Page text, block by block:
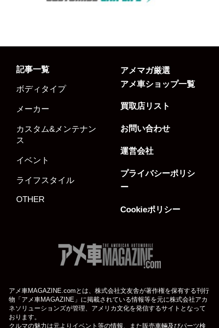
記事一覧
ボディタイプ
メーカー
カスタム&メンテナン
ス
イベント
ライフスタイル
OTHER
アメマガ厳選
アメ車ショップ一覧
買取店リスト
お問い合わせ
運営会社
プライバシーポリシ
ー
Cookieポリシー
アメ車MAGAZINE.comとは、株式会社文友舎が著作権を保有する刊行
物「アメ車MAGAZINE」に掲載されている情報等を元に株式会社アカ
ネソリューションズが管理、アメリカ文化を発信するサイトとなって
おります。
クルマの魅力は元よりイベント等の情報、また販売車輛及びパーツ検